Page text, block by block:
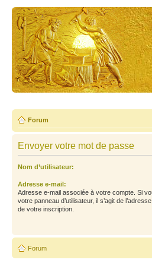
Forum
Envoyer votre mot de passe
Nom d’utilisateur:
Adresse e-mail:
Adresse e-mail associée à votre compte. Si
votre panneau d’utilisateur, il s’agit de
de votre inscription.
Forum